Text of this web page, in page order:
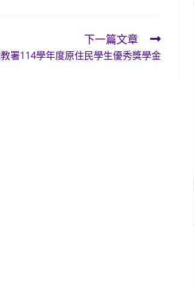
下一篇文章
署114學年度原住民學生優秀獎學金